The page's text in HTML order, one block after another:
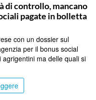
di controllo, mancano
pagate in bolletta
con un dossier sul
per il bonus social
ma delle quali si